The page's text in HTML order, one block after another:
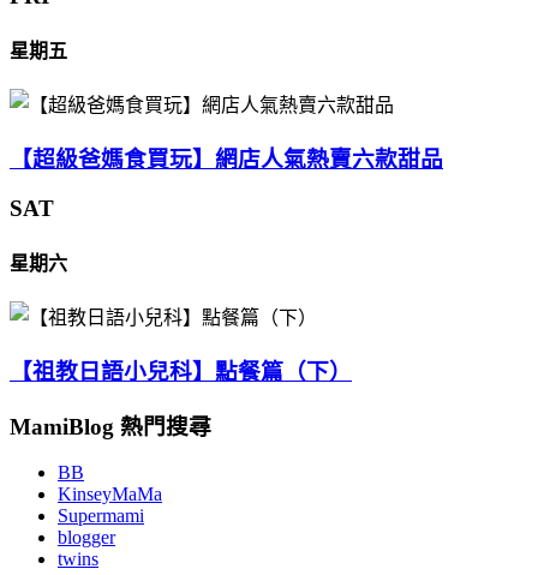
星期五
【超級爸媽食買玩】網店人氣熱賣六款甜品
SAT
星期六
【祖教日語小兒科】點餐篇（下）
MamiBlog 熱門搜尋
BB
KinseyMaMa
Supermami
blogger
twins